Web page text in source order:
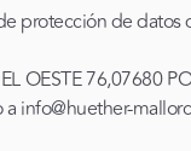
protección de
76,07680
info@huether-